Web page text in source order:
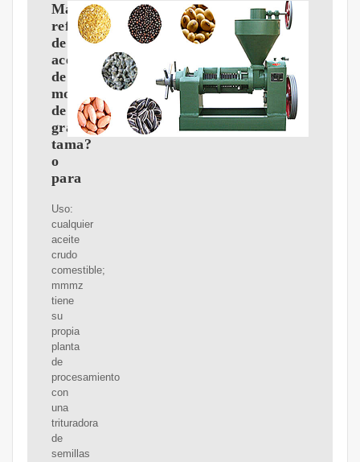
Maquina
refinadora
de
aceite
de
mostaza
de
gran
tama?
o
para
Uso:
cualquier
aceite
crudo
comestible;
mmmz
tiene
su
propia
planta
de
procesamiento
con
una
trituradora
de
semillas